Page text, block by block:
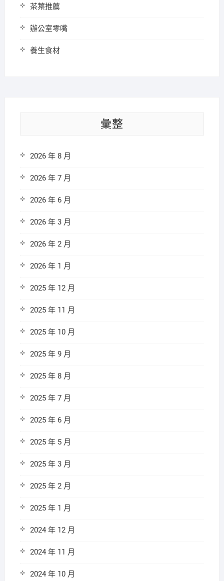
茶葉推薦
辦公室零嘴
養生食材
彙整
2026 年 8 月
2026 年 7 月
2026 年 6 月
2026 年 3 月
2026 年 2 月
2026 年 1 月
2025 年 12 月
2025 年 11 月
2025 年 10 月
2025 年 9 月
2025 年 8 月
2025 年 7 月
2025 年 6 月
2025 年 5 月
2025 年 3 月
2025 年 2 月
2025 年 1 月
2024 年 12 月
2024 年 11 月
2024 年 10 月